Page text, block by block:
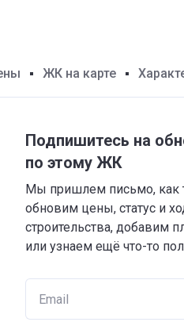
ЖК на карте
Подпишитесь на
по этому ЖК
Мы пришлем письмо, как
обновим цены, статус и
строительства, добавим
или узнаем ещё что-то